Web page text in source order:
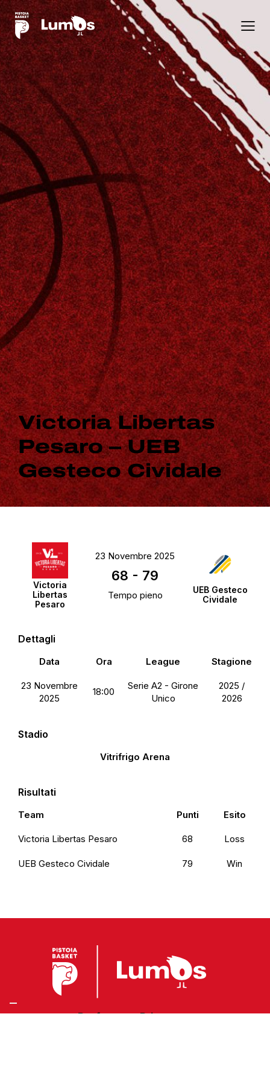
Victoria Libertas
Pesaro – UEB
Gesteco Cividale
Victoria
Libertas
Pesaro
UEB Gesteco
Cividale
23 Novembre 2025
68 - 79
Tempo pieno
Dettagli
Data Ora League Stagione
23 Novembre
2025
18:00
Serie A2 - Girone
Unico
2025 /
2026
Stadio
Vitrifrigo Arena
Risultati
Team Punti Esito
Victoria Libertas Pesaro 68 Loss
UEB Gesteco Cividale 79 Win
Preferenze Privacy